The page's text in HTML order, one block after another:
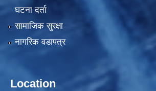
घटना दर्ता
सामाजिक सुरक्षा
नागरिक वडापत्र
Location